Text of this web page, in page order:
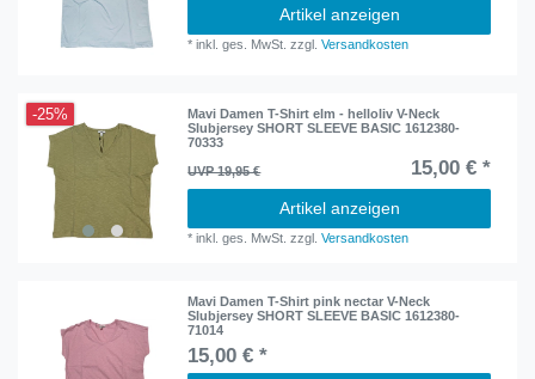
Artikel anzeigen
*inkl. ges. MwSt. zzgl.Versandkosten
-25%
Mavi Damen T-Shirt elm - helloliv V-Neck
Slubjersey SHORT SLEEVE BASIC 1612380-
70333
UVP 19,95 €
15,00 € *
Artikel anzeigen
*inkl. ges. MwSt. zzgl.Versandkosten
Mavi Damen T-Shirt pink nectar V-Neck
Slubjersey SHORT SLEEVE BASIC 1612380-
71014
15,00 € *